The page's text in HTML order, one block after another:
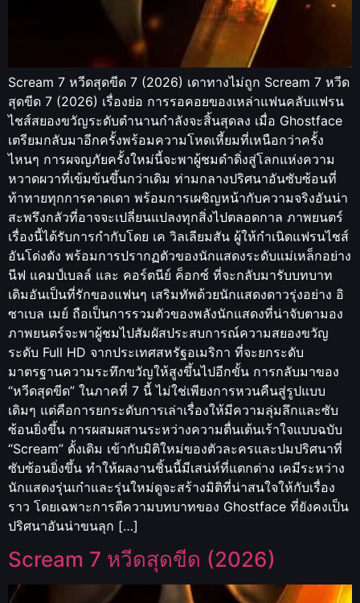
Scream 7 หวีดสุดขีด 7 (2026) เดาทางไม่ถูก Scream 7 หวีด
สุดขีด 7 (2026) เรื่องย่อ การรอคอยของเหล่าแฟนคลับแฟรน
ไชส์สยองขวัญระดับตำนานกำลังจะสิ้นสุดลง เมื่อ Ghostface
เตรียมกลับมาอีกครั้งพร้อมความโหดเหี้ยมที่เหนือกว่าครั้ง
ไหนๆ การผจญภัยครั้งใหม่นี้จะพาผู้ชมดำดิ่งสู่โลกแห่งความ
หวาดผวาที่เข้มข้นขึ้นกว่าเดิม ท่ามกลางปริศนาอันซับซ้อนที่
ท้าทายทุกการคาดเดา พร้อมการเผชิญหน้ากับความจริงอันน่า
สะพรึงกลัวที่อาจจะเปลี่ยนแปลงทุกสิ่งไปตลอดกาล ภาพยนตร์
เรื่องนี้ได้รับการกำกับโดย เค วิลเลียมสัน ผู้ให้กำเนิดแฟรนไชส์
อันโด่งดัง พร้อมการปรากฏตัวของนักแสดงระดับแม่เหล็กอย่าง
นีฟ แคมป์เบลล์ และ คอร์ตนีย์ ค็อกซ์ ที่จะกลับมารับบทบาท
เดิมอันเป็นที่รักของแฟนๆ เสริมทัพด้วยนักแสดงดาวรุ่งอย่าง อิ
ซาเบล เมย์ ถือเป็นการรวมตัวของพลังนักแสดงที่น่าจับตามอง
ภาพยนตร์จะพาผู้ชมไปสัมผัสประสบการณ์ความสยองขวัญ
ระดับ Full HD จากประเทศสหรัฐอเมริกา ที่จะยกระดับ
มาตรฐานความระทึกขวัญให้สูงขึ้นไปอีกขั้น การกลับมาของ
“หวีดสุดขีด” ในภาคที่ 7 นี้ ไม่ใช่เพียงการหวนคืนสู่รูปแบบ
เดิมๆ แต่คือการยกระดับการเล่าเรื่องให้มีความลุ่มลึกและซับ
ซ้อนยิ่งขึ้น การผสมผสานระหว่างความตื่นเต้นเร้าใจแบบฉบับ
“Scream” ดั้งเดิม เข้ากับมิติใหม่ของตัวละครและปมปริศนาที่
ซับซ้อนยิ่งขึ้น ทำให้ผลงานชิ้นนี้มีเสน่ห์ที่แตกต่าง เคมีระหว่าง
นักแสดงรุ่นเก๋าและรุ่นใหม่ดูจะสร้างมิติที่น่าสนใจให้กับเรื่อง
ราว โดยเฉพาะการตีความบทบาทของ Ghostface ที่ยังคงเป็น
ปริศนาอันน่าขนลุก […]
Scream 7 หวีดสุดขีด (2026)